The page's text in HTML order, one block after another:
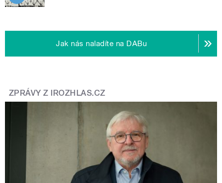
Jak nás naladíte na DABu
ZPRÁVY Z IROZHLAS.CZ